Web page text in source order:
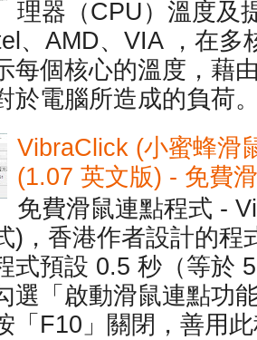
理器（CPU）溫度及
、AMD、VIA ，在多
每個核心的溫度，藉
於電腦所造成的負荷
VibraClick (小蜜蜂滑
(1.07 英文版) - 免費
免費滑鼠連點程式 -
)，香港作者設計的程
式預設 0.5 秒（等於
選「啟動滑鼠連點功
「F10」關閉，善用